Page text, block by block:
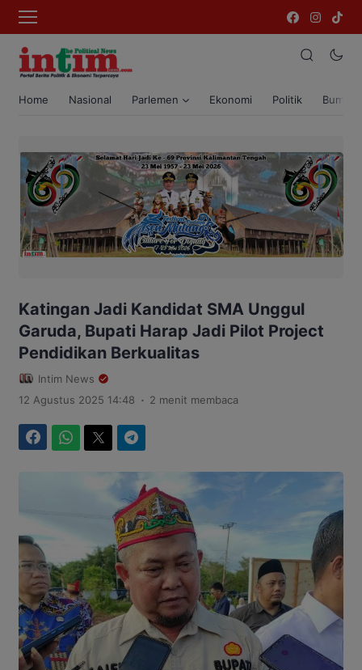
Home Nasional Parlemen Ekonomi Politik Bumi
Katingan Jadi Kandidat SMA Unggul
Garuda, Bupati Harap Jadi Pilot Project
Pendidikan Berkualitas
Intim News
12 Agustus 2025 14:48 . 2 menit membaca